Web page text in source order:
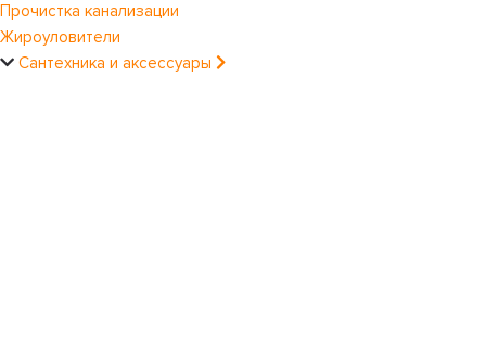
Прочистка канализации
Жироуловители
Сантехника и аксессуары